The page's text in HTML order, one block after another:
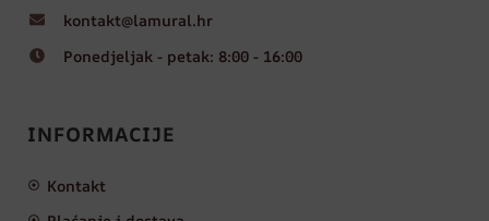
kontakt@lamural.hr
Ponedjeljak - petak: 8:00 - 16:00
INFORMACIJE
Kontakt